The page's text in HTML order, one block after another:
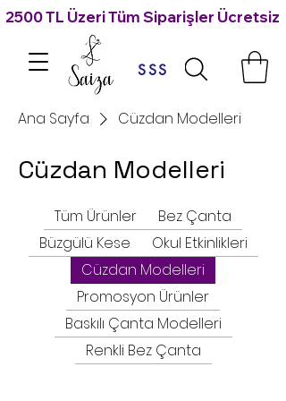
2500 TL Üzeri Tüm Siparişler Ücretsiz
SSS
Ana Sayfa Cüzdan Modelleri
Cüzdan Modelleri
Tüm Ürünler
Bez Çanta
Büzgülü Kese
Okul Etkinlikleri
Cüzdan Modelleri
Promosyon Ürünler
Baskılı Çanta Modelleri
Renkli Bez Çanta